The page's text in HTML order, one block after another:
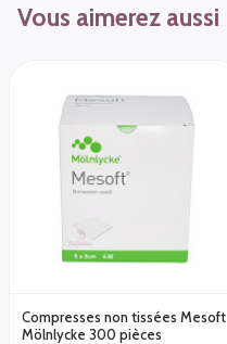
Vous aimerez aussi
Compresses non tissées Mesoft
Mölnlycke 300 pièces